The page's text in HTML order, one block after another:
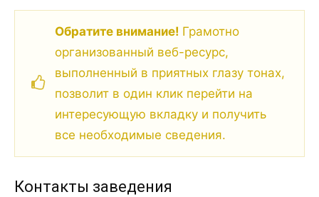
Обратите внимание! Грамотно
организованный веб-ресурс,
выполненный в приятных глазу тонах,
позволит в один клик перейти на
интересующую вкладку и получить
все необходимые сведения.
Контакты заведения